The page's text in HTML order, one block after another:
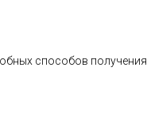
способов получения.